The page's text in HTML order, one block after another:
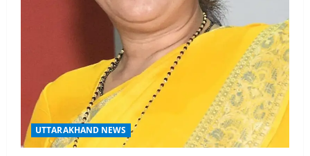
UTTARAKHAND NEWS